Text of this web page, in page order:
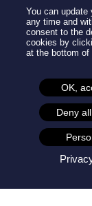
Badges
Pins
Créateurs
You can update
any time and
consent to the
cookies by
at the bottom of
OK,
Deny